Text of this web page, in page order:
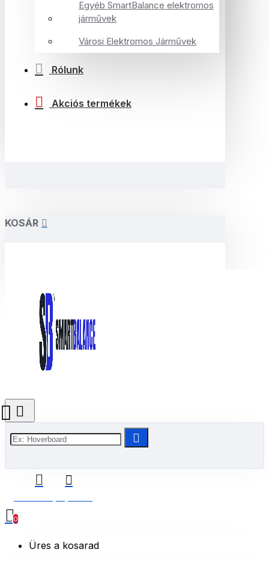
Egyéb SmartBalance elektromos
járművek
Városi Elektromos Járművek
Rólunk
Akciós termékek
KOSÁR
0
Üres a kosarad